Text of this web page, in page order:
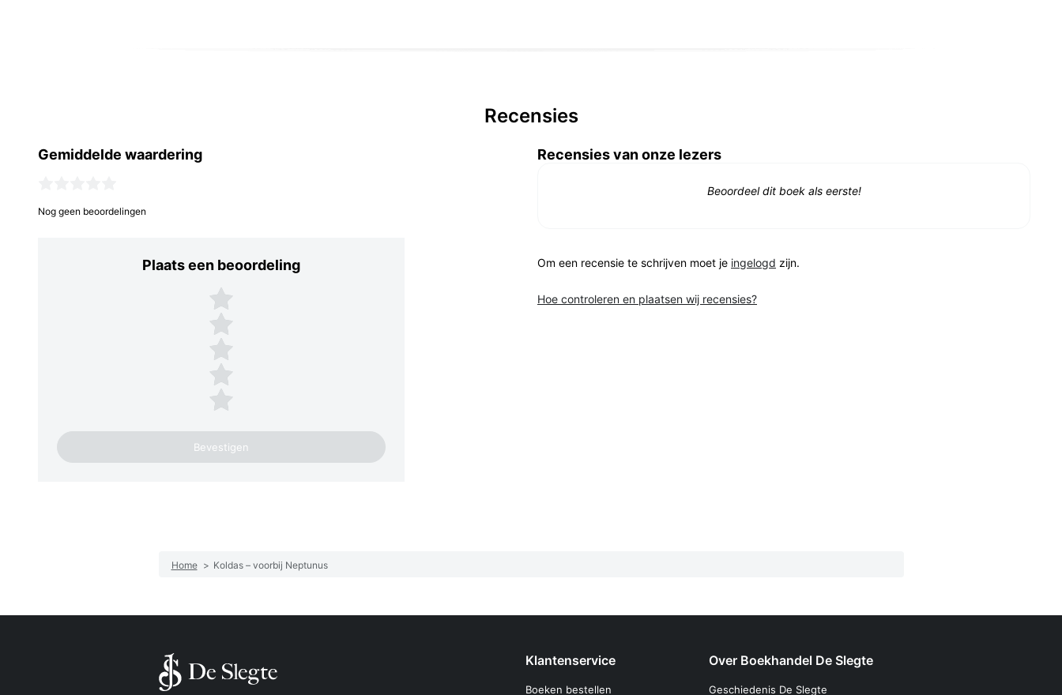
Recensies
Gemiddelde waardering
Nog geen beoordelingen
Plaats een beoordeling
Plaats een beoordeling
5 sterren
4 sterren
3 sterren
2 sterren
1 ster
Recensies van onze lezers
Beoordeel dit boek als eerste!
Om een recensie te schrijven moet je ingelogd zijn.
Hoe controleren en plaatsen wij recensies?
Home > Koldas – voorbij Neptunus
Klantenservice
Boeken bestellen
Over Boekhandel De Slegte
Geschiedenis De Slegte